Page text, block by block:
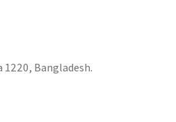
Bangladesh.